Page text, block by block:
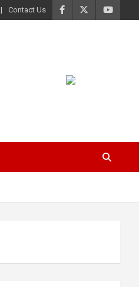
Contact Us